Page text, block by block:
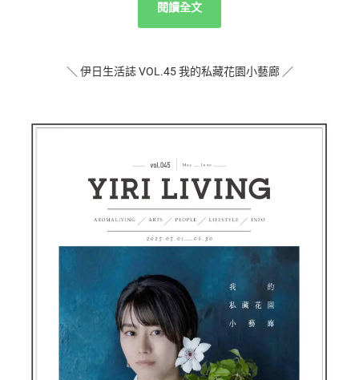
閱讀全文
＼ 伊日生活誌 VOL.45 我的私藏花園小藝廊 ／